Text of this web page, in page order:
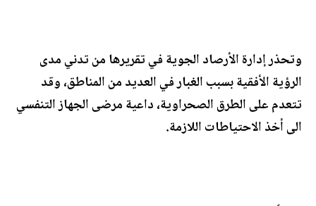
وتحذر إدارة الأرصاد الجوية في تقريرها من تدني مدى
الرؤية الأفقية بسبب الغبار في العديد من المناطق، وقد
تتعدم على الطرق الصحراوية، داعية مرضى الجهاز التنفسي
الى أخذ الاحتياطات اللازمة.